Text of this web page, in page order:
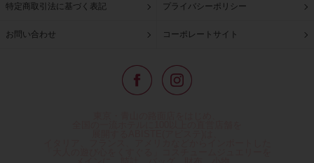
特定商取引法に基づく表記 プライバシーポリシー
お問い合わせ コーポレートサイト